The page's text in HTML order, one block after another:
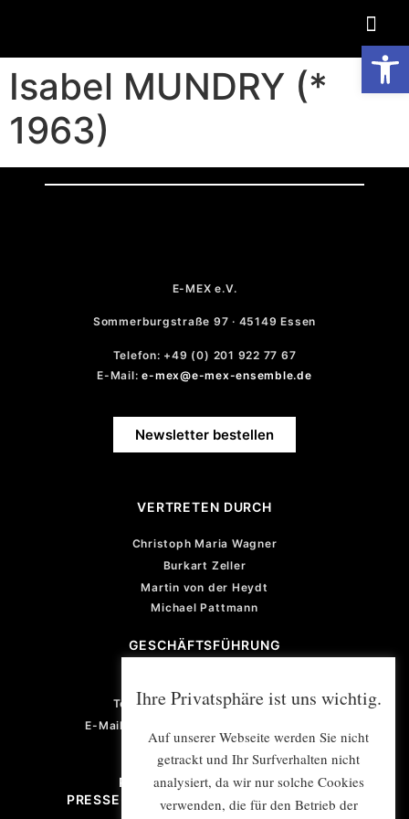
Isabel MUNDRY (*
1963)
E-MEX e.V.
Sommerburgstraße 97 · 45149 Essen
Telefon: +49 (0) 201 922 77 67
E-Mail:e-mex@e-mex-ensemble.de
Newsletter bestellen
VERTRETEN DURCH
Christoph Maria Wagner
Burkart Zeller
Martin von der Heydt
Michael Pattmann
GESCHÄFTSFÜHRUNG
Telefon: +49 (0) 201 922 77 67
E-Mail: violetta.vonderheydt@e-mex.de
PROJEKTMANAGEMENT/
PRESSE- UND ÖFFENTLICHKEITSARBEIT
Ihre Privatsphäre ist uns wichtig.
Auf unserer Webseite werden Sie nicht
getrackt und Ihr Surfverhalten nicht
analysiert, da wir nur solche Cookies
verwenden, die für den Betrieb der